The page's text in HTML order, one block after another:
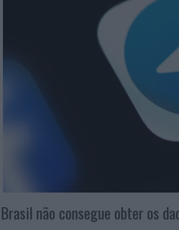
Brasil não consegue obter os